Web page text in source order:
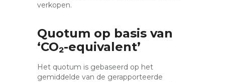
verkopen.
Quotum op basis van
‘CO₂-equivalent’
Het quotum is gebaseerd op het
gemiddelde van de gerapporteerde